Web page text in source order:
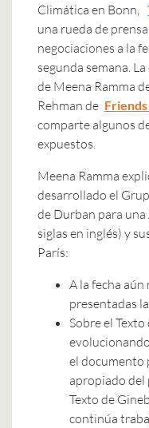
Climática en Bonn,
una rueda de
negociaciones a la
segunda semana.
de Meena Ramma
Rehman de
comparte algunos
expuestos.
Meena Ramma
desarrollado el
de Durban para una
siglas en inglés) y
París:
A la fecha aún
presentadas
Sobre el
el documento
apropiado del
Texto de
continúa